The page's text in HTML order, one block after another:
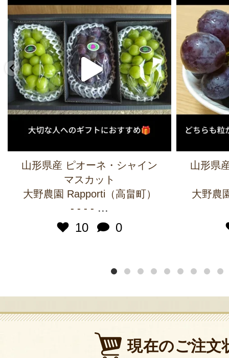
山形県産 ピオーネ・シャイン
マスカット
大野農園 Rapporti（高畠町）
- - - - ...
10
0
山形県
大野農
現在のご注文